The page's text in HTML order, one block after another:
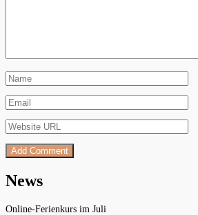
News
Online-Ferienkurs im Juli